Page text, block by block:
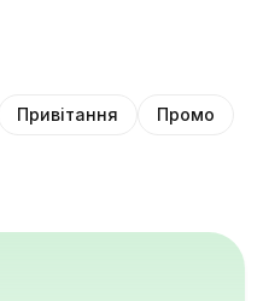
Привітання Промо